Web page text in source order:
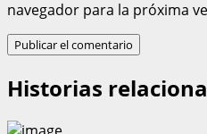
navegador para la próxima
Historias